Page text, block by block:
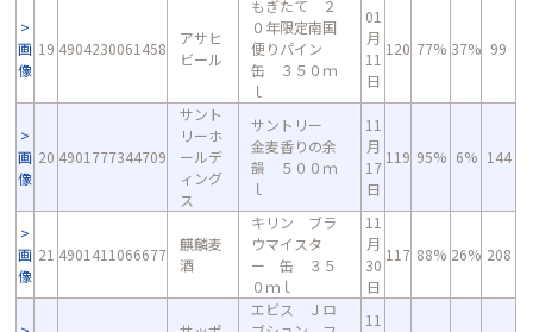
画
像
19 4904230061458
アサヒ
ビール
もぎたて ２
０年限定南国
便りパイン
缶 ３５０ｍ
ｌ
01
月
11
日
120 77% 37% 99
画
像
20 4901777344709
サント
リーホ
ールデ
ィング
ス
サントリー
金麦香りの余
韻 ５００ｍ
ｌ
11
月
17
日
119 95% 6% 144
画
像
21 4901411066677
麒麟麦
酒
キリン ブラ
ウマイスタ
ー 缶 ３５
０ｍｌ
11
月
30
日
117 88% 26% 208
エビス Ｊロ
11